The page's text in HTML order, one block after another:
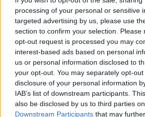
processing of your personal or sensitive
targeted advertising by us, please use
section to confirm your selection. Please
opt-out request is processed you may
interest-based ads based on personal
us or personal information disclosed to
your opt-out. You may separately opt-
disclosure of your personal information
IAB’s list of downstream participants.
also be disclosed by us to third parties
Downstream Participants that may
villamos energia
2026.08.07. 13:25